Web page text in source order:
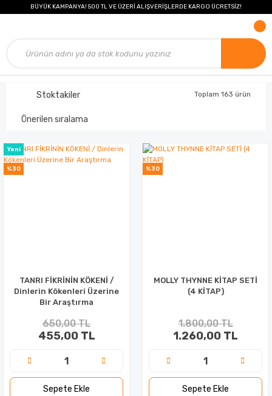
BÜYÜK KAMPANYA! 500 TL VE ÜZERİ ALIŞVERİŞLERDE KARGO ÜCRETSİZ!
Stoktakiler Toplam 163 ürün
%30
Yeni
TANRI FİKRİNİN KÖKENİ /
Dinlerin Kökenleri Üzerine
Bir Araştırma
650,00 TL
455,00 TL
Sepete Ekle
%30
MOLLY THYNNE KİTAP SETİ
(4 KİTAP)
1.800,00 TL
1.260,00 TL
Sepete Ekle